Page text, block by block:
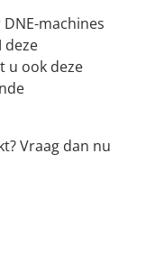
machines
deze
u ook deze
Vraag dan nu